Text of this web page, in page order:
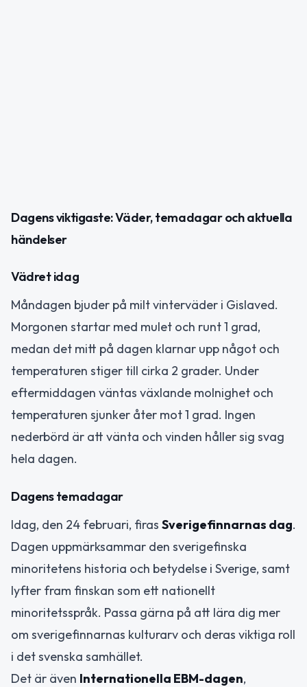
Dagens viktigaste: Väder, temadagar och aktuella
händelser
Vädret idag
Måndagen bjuder på milt vinterväder i Gislaved.
Morgonen startar med mulet och runt 1 grad,
medan det mitt på dagen klarnar upp något och
temperaturen stiger till cirka 2 grader. Under
eftermiddagen väntas växlande molnighet och
temperaturen sjunker åter mot 1 grad. Ingen
nederbörd är att vänta och vinden håller sig svag
hela dagen.
Dagens temadagar
Idag, den 24 februari, firas Sverigefinnarnas dag.
Dagen uppmärksammar den sverigefinska
minoritetens historia och betydelse i Sverige, samt
lyfter fram finskan som ett nationellt
minoritetsspråk. Passa gärna på att lära dig mer
om sverigefinnarnas kulturarv och deras viktiga roll
i det svenska samhället.
Det är även Internationella EBM-dagen,